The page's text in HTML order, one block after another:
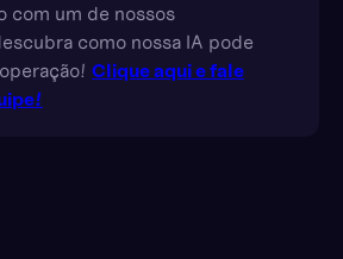
com um de nossos
como nossa IA pode
Clique aqui e fale